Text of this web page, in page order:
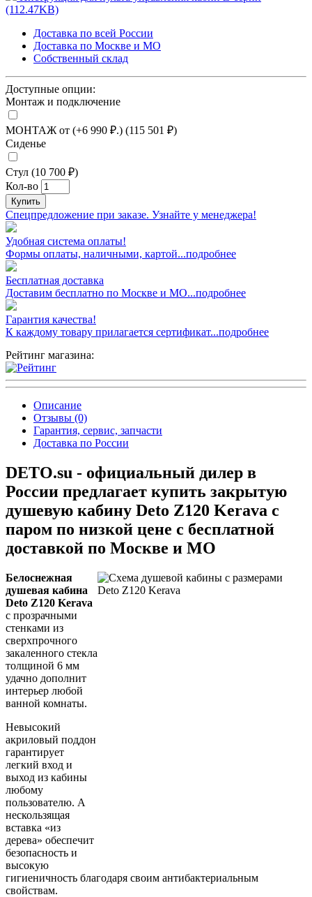
(112.47KB)
Доставка по всей России
Доставка по Москве и МО
Собственный склад
Доступные опции:
Монтаж и подключение
МОНТАЖ от (+6 990 ₽.) (115 501 ₽)
Сиденье
Стул (10 700 ₽)
Кол-во
Купить
Спецпредложение при заказе. Узнайте у менеджера!
Удобная система оплаты!
Формы оплаты, наличными, картой...подробнее
Бесплатная доставка
Доставим бесплатно по Москве и МО...подробнее
Гарантия качества!
К каждому товару прилагается сертификат...подробнее
Рейтинг магазина:
Описание
Отзывы (0)
Гарантия, сервис, запчасти
Доставка по России
DETO.su - официальный дилер в
России предлагает купить закрытую
душевую кабину Deto Z120 Kerava с
паром по низкой цене с бесплатной
доставкой по Москве и МО
Белоснежная
душевая кабина
Deto Z120 Kerava
с прозрачными
стенками из
сверхпрочного
закаленного стекла
толщиной 6 мм
удачно дополнит
интерьер любой
ванной комнаты.
Невысокий
акриловый поддон
гарантирует
легкий вход и
выход из кабины
любому
пользователю. А
нескользящая
вставка «из
дерева» обеспечит
безопасность и
высокую
гигиеничность благодаря своим антибактериальным
свойствам.